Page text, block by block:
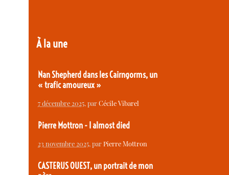
À la une
Nan Shepherd dans les Cairngorms, un
« trafic amoureux »
7 décembre 2025, parCécile Vibarel
Pierre Mottron - I almost died
23 novembre 2025, parPierre Mottron
CASTERUS OUEST, un portrait de mon